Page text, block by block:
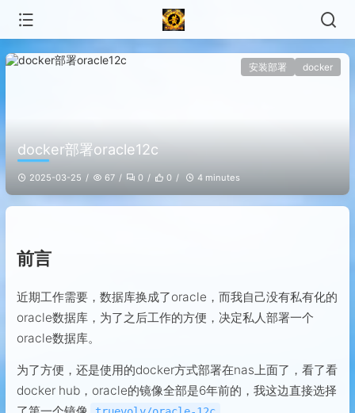
安装部署 docker
docker部署oracle12c
2025-03-25 67 0 0 4 minutes
前言
近期工作需要，数据库换成了oracle，而我自己没有私有化的
oracle数据库，为了之后工作的方便，决定私人部署一个
oracle数据库。
为了方便，还是使用的docker方式部署在nas上面了，看了看
docker hub，oracle的镜像全部是6年前的，我这边直接选择